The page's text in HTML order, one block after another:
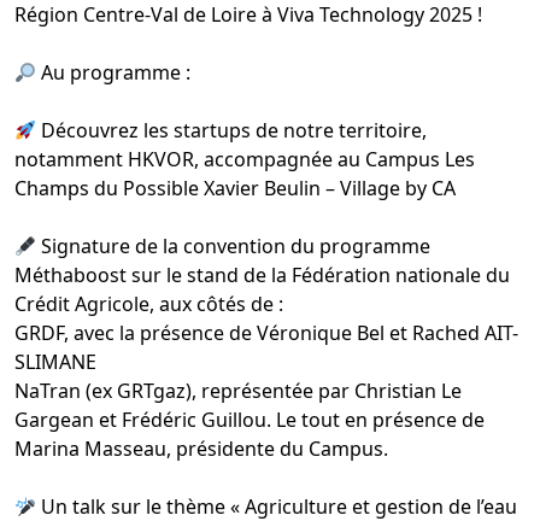
Région Centre-Val de Loireà Viva Technology2025 !
Au programme :
Découvrez les startups de notre territoire,
notamment HKVOR, accompagnée au Campus Les
Champs du Possible Xavier Beulin – Village by CA
Signature de la convention du programme
Méthaboost sur le stand de la Fédération nationale du
Crédit Agricole, aux côtés de :
GRDF, avec la présence deVéronique Bel et Rached AIT-
SLIMANE
NaTran (ex GRTgaz), représentée par Christian Le
Gargean et Frédéric Guillou. Le tout en présence de
Marina Masseau, présidente du Campus.
Un talk sur le thème « Agriculture et gestion de l’eau